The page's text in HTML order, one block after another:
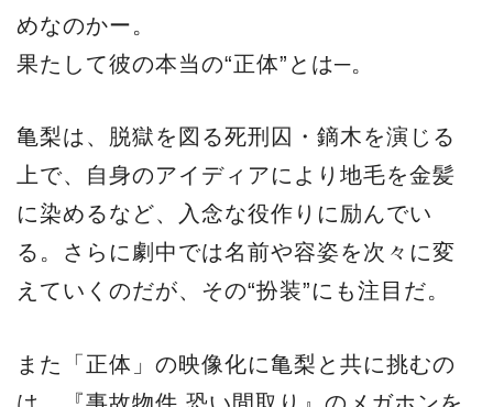
めなのかー。
果たして彼の本当の“正体”とは─。
亀梨は、脱獄を図る死刑囚・鏑木を演じる
上で、自身のアイディアにより地毛を金髪
に染めるなど、入念な役作りに励んでい
る。さらに劇中では名前や容姿を次々に変
えていくのだが、その“扮装”にも注目だ。
また「正体」の映像化に⻲梨と共に挑むの